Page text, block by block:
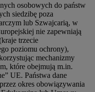
osobowych do państw
siedzibę poza
lub Szwajcarią, w
nie zapewniają
trzecie
poziomu ochrony),
mechanizmy
które obejmują m.in.
UE. Państwa dane
okres obowiązywania